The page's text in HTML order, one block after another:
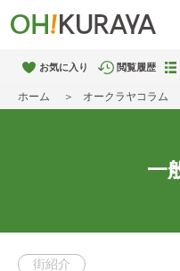
お気に入り 閲覧履歴
ホーム オークラヤコラム
一
街紹介